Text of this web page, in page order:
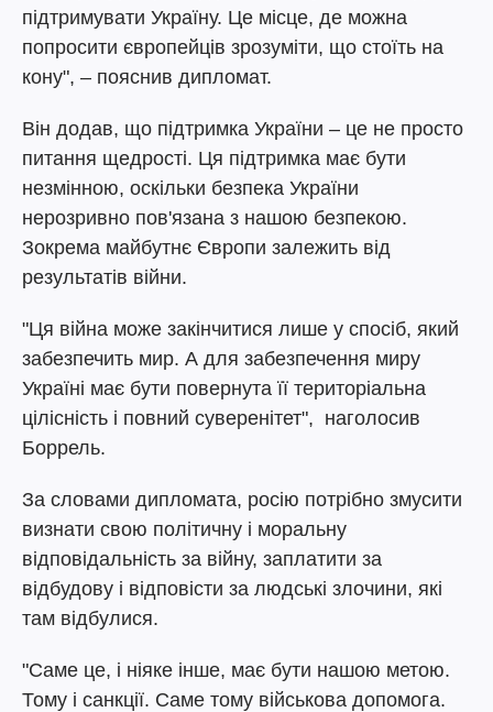
підтримувати Україну. Це місце, де можна
попросити європейців зрозуміти, що стоїть на
кону", – пояснив дипломат.
Він додав, що підтримка України – це не просто
питання щедрості. Ця підтримка має бути
незмінною, оскільки безпека України
нерозривно пов'язана з нашою безпекою.
Зокрема майбутнє Європи залежить від
результатів війни.
"Ця війна може закінчитися лише у спосіб, який
забезпечить мир. А для забезпечення миру
Україні має бути повернута її територіальна
цілісність і повний суверенітет", наголосив
Боррель.
За словами дипломата, росію потрібно змусити
визнати свою політичну і моральну
відповідальність за війну, заплатити за
відбудову і відповісти за людські злочини, які
там відбулися.
"Саме це, і ніяке інше, має бути нашою метою.
Тому і санкції. Саме тому військова допомога.